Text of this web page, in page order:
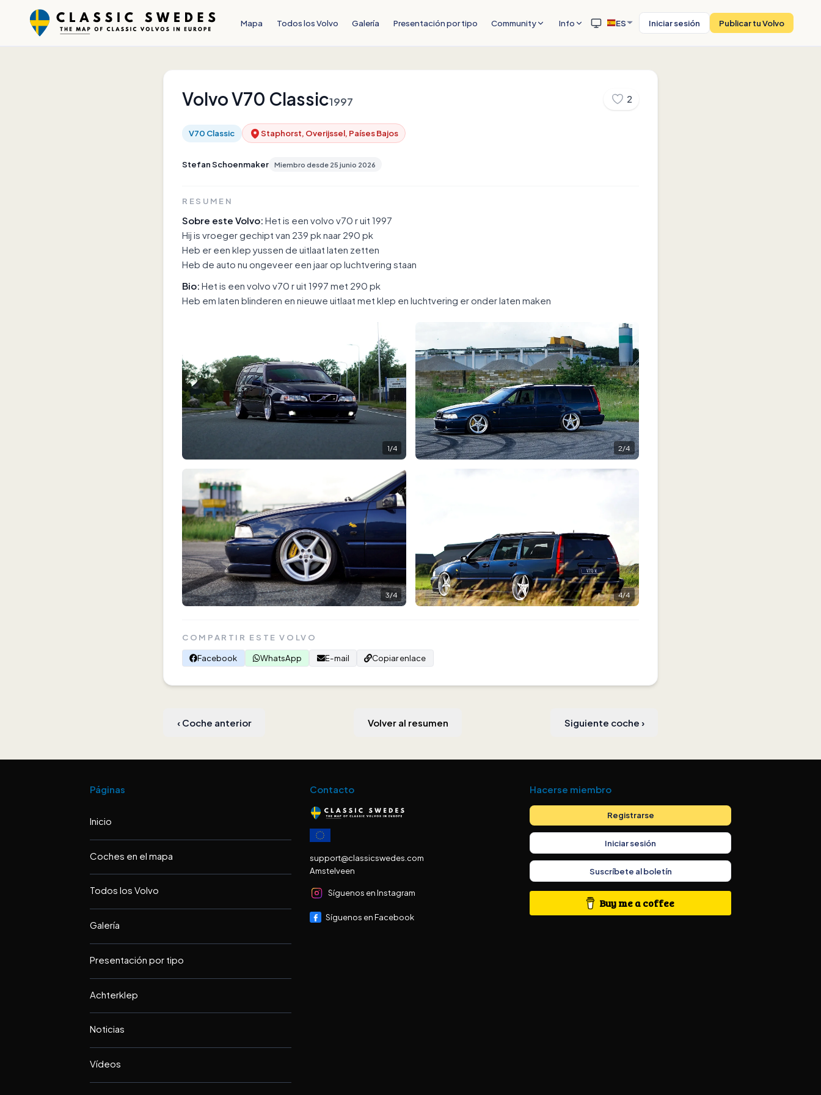
Mapa Todos los Volvo Galería Presentación por tipo Community Info ES Iniciar sesión Publicar tu Volvo
VolvoV70 Classic1997 2
V70 Classic Staphorst, Overijssel, Países Bajos
Stefan Schoenmaker Miembro desde 25 junio 2026
RESUMEN
Sobre este Volvo: Het is een volvo v70 r uit 1997
Hij is vroeger gechipt van 239 pk naar 290 pk
Heb er een klep yussen de uitlaat laten zetten
Heb de auto nu ongeveer een jaar op luchtvering staan
Bio: Het is een volvo v70 r uit 1997 met 290 pk
Heb em laten blinderen en nieuwe uitlaat met klep en luchtvering er onder laten maken
1/4 2/4
3/4 4/4
COMPARTIR ESTE VOLVO
Facebook
WhatsApp E-mail Copiar enlace
‹ Coche anterior Volver al resumen Siguiente coche ›
Páginas
Inicio
Coches en el mapa
Todos los Volvo
Galería
Presentación por tipo
Achterklep
Noticias
Vídeos
Contacto
support@classicswedes.com
Amstelveen
Síguenos en Instagram
Síguenos en Facebook
Hacerse miembro
Registrarse
Iniciar sesión
Suscríbete al boletín
Buy me a coffee